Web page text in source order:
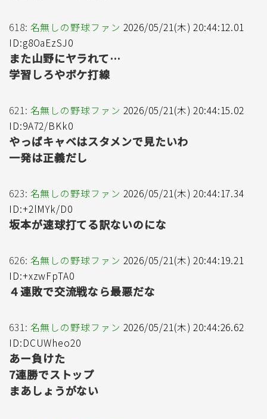
618: 名無しの野球ファン 2026/05/21(木) 20:44:12.01
ID:g8OaEzSJ0
また山野にヤラれて…
学習しろやボケ打線
621: 名無しの野球ファン 2026/05/21(木) 20:44:15.02
ID:9A72/BKk0
やっぱキャベはスタメンで見たいわ
一発は正義だし
623: 名無しの野球ファン 2026/05/21(木) 20:44:17.34
ID:+2lMYk/D0
坂本が速球打てる訳ないのにな
626: 名無しの野球ファン 2026/05/21(木) 20:44:19.21
ID:+xzwFpTA0
４連敗で交流戦なら最悪だな
631: 名無しの野球ファン 2026/05/21(木) 20:44:26.62
ID:DCUWheo20
あー負けた
7連勝でストップ
まあしょうがない